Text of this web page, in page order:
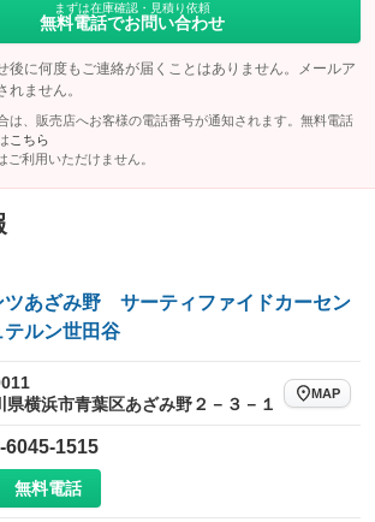
まずは在庫確認・見積り依頼
無料電話でお問い合わせ
後に何度もご連絡が届くことはありません。メールア
れません。
は、販売店へお客様の電話番号が通知されます。無料電話
こちら
ご利用いただけません。
ツあざみ野 サーティファイドカーセン
ルン世田谷
県横浜市青葉区あざみ野２－３－１
MAP
6045-1515
無料電話